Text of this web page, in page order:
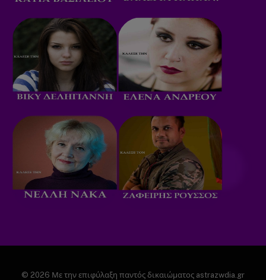
© 2026 Με την επιφύλαξη παντός δικαιώματος astrazwdia.gr